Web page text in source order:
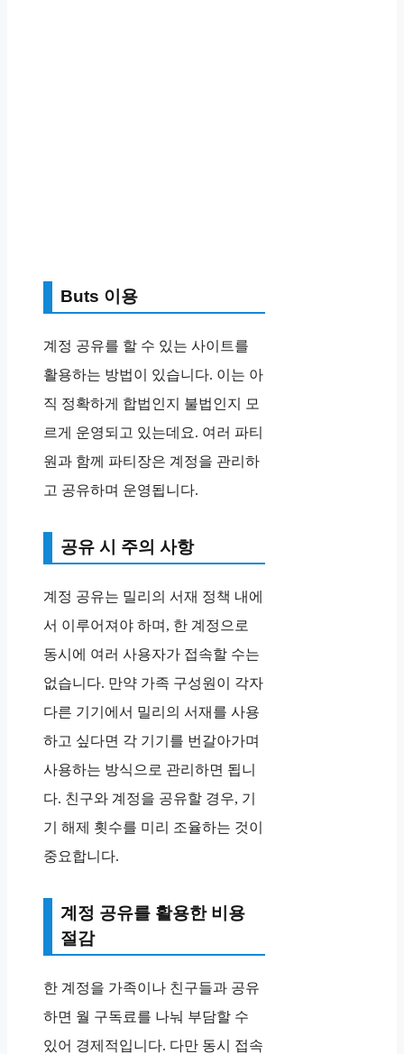
Buts 이용
계정 공유를 할 수 있는 사이트를
활용하는 방법이 있습니다. 이는 아
직 정확하게 합법인지 불법인지 모
르게 운영되고 있는데요. 여러 파티
원과 함께 파티장은 계정을 관리하
고 공유하며 운영됩니다.
공유 시 주의 사항
계정 공유는 밀리의 서재 정책 내에
서 이루어져야 하며, 한 계정으로
동시에 여러 사용자가 접속할 수는
없습니다. 만약 가족 구성원이 각자
다른 기기에서 밀리의 서재를 사용
하고 싶다면 각 기기를 번갈아가며
사용하는 방식으로 관리하면 됩니
다. 친구와 계정을 공유할 경우, 기
기 해제 횟수를 미리 조율하는 것이
중요합니다.
계정 공유를 활용한 비용
절감
한 계정을 가족이나 친구들과 공유
하면 월 구독료를 나눠 부담할 수
있어 경제적입니다. 다만 동시 접속